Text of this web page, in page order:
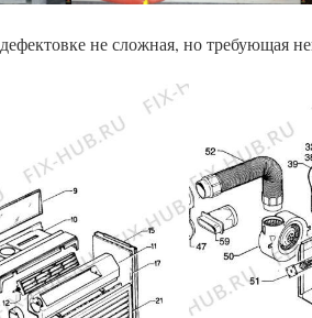
не сложная, но требующая